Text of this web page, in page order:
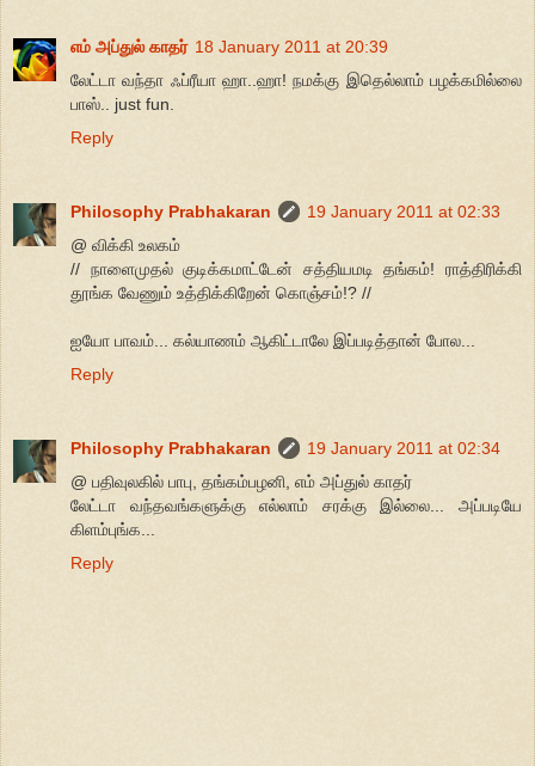
எம் அப்துல் காதர் 18 January 2011 at 20:39
லேட்டா வந்தா ஃப்ரீயா ஹா..ஹா! நமக்கு இதெல்லாம் பழக்கமில்லை
பாஸ்.. just fun.
Reply
Philosophy Prabhakaran
19 January 2011 at 02:33
@ விக்கி உலகம்
// நாளைமுதல் குடிக்கமாட்டேன் சத்தியமடி தங்கம்! ராத்திரிக்கி
தூங்க வேணும் உத்திக்கிறேன் கொஞ்சம்!? //
ஐயோ பாவம்... கல்யாணம் ஆகிட்டாலே இப்படித்தான் போல...
Reply
Philosophy Prabhakaran
19 January 2011 at 02:34
@ பதிவுலகில் பாபு, தங்கம்பழனி, எம் அப்துல் காதர்
லேட்டா வந்தவங்களுக்கு எல்லாம் சரக்கு இல்லை... அப்படியே
கிளம்புங்க...
Reply